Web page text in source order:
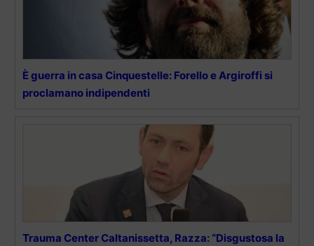
È guerra in casa Cinquestelle: Forello e Argiroffi si
proclamano indipendenti
Trauma Center Caltanissetta, Razza: “Disgustosa la